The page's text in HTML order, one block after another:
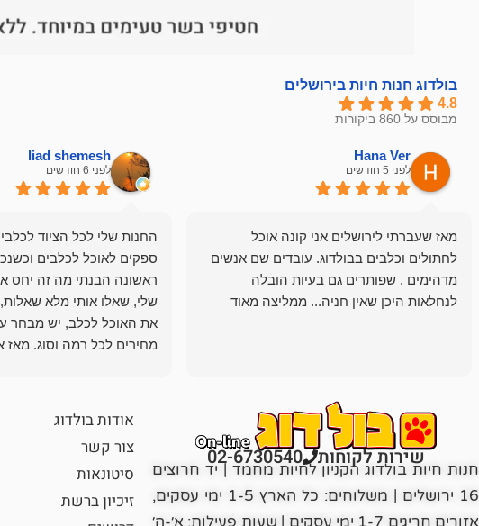
בולדוג חנות חיות בירושלים
4.8
מבוסס על 860 ביקורות
Hana Ver
לפני 5 חודשים
מאז שעברתי לירושלים אני קונה אוכל
לחתולים וכלבים בבולדוג. עובדים שם אנשים
מדהימים , שפותרים גם בעיות הובלה
לנחלאות היכן שאין חניה... ממליצה מאוד
liad shemesh
לפני 6 חודשים
החנות שלי לכל הציוד
ספקים לאוכל לכלבים
ראשונה הבנתי מה זה יחס
שלי, שאלו אותי מלא
את האוכל לכלב, יש מבחר
מחירים לכל רמה וסוג. מאז
שירות לקוחות 02-6730540
חנות חיות בולדוג הקניון לחיות מחמד | יד חרוצים
16 ירושלים | משלוחים: כל הארץ 1-5 ימי עסקים,
אזורים חריגים 1-7 ימי עסקים | שעות פעילות: א׳-ה׳
אודות בולדוג
צור קשר
סיטונאות
זיכיון ברשת